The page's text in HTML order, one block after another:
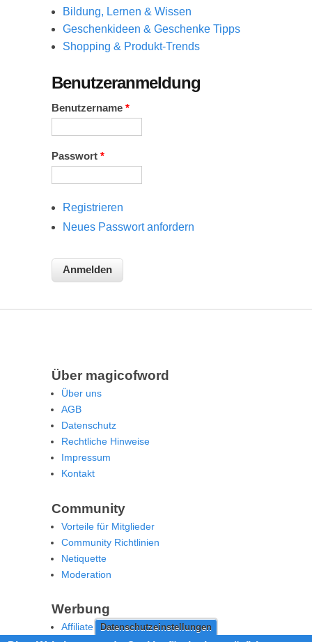
Datenschutzeinstellungen
Bildung, Lernen & Wissen
Geschenkideen & Geschenke Tipps
Shopping & Produkt-Trends
Benutzeranmeldung
Benutzername *
Passwort *
Registrieren
Neues Passwort anfordern
Über magicofword
Über uns
AGB
Datenschutz
Rechtliche Hinweise
Impressum
Kontakt
Community
Vorteile für Mitglieder
Community Richtlinien
Netiquette
Moderation
Werbung
Affiliate Offenlegung